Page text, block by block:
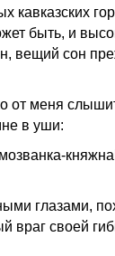
кавказских
быть, и
вещий сон
от меня
в уши:
глазами,
враг своей